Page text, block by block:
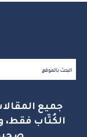
جميع
الكُتّاب فقط،